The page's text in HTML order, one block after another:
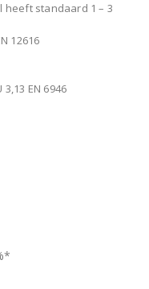
heeft standaard 1 – 3
12616
EN 6946